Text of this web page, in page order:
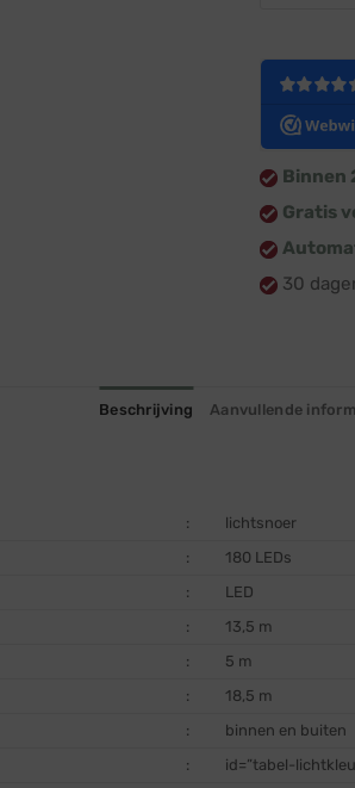
Binnen
Gratis
30
Beschrijving Aanvullende
:
lichtsnoer
:
180 LEDs
:
LED
:
13,5 m
:
5 m
:
18,5 m
:
binnen en buiten
:
id=”tabel-